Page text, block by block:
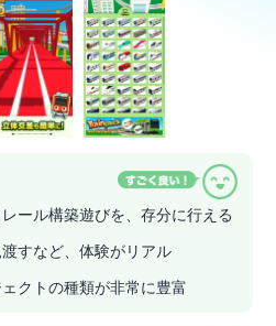
ール構築遊びを、存分に行える
すなど、体験がリアル
クトの種類が非常に豊富